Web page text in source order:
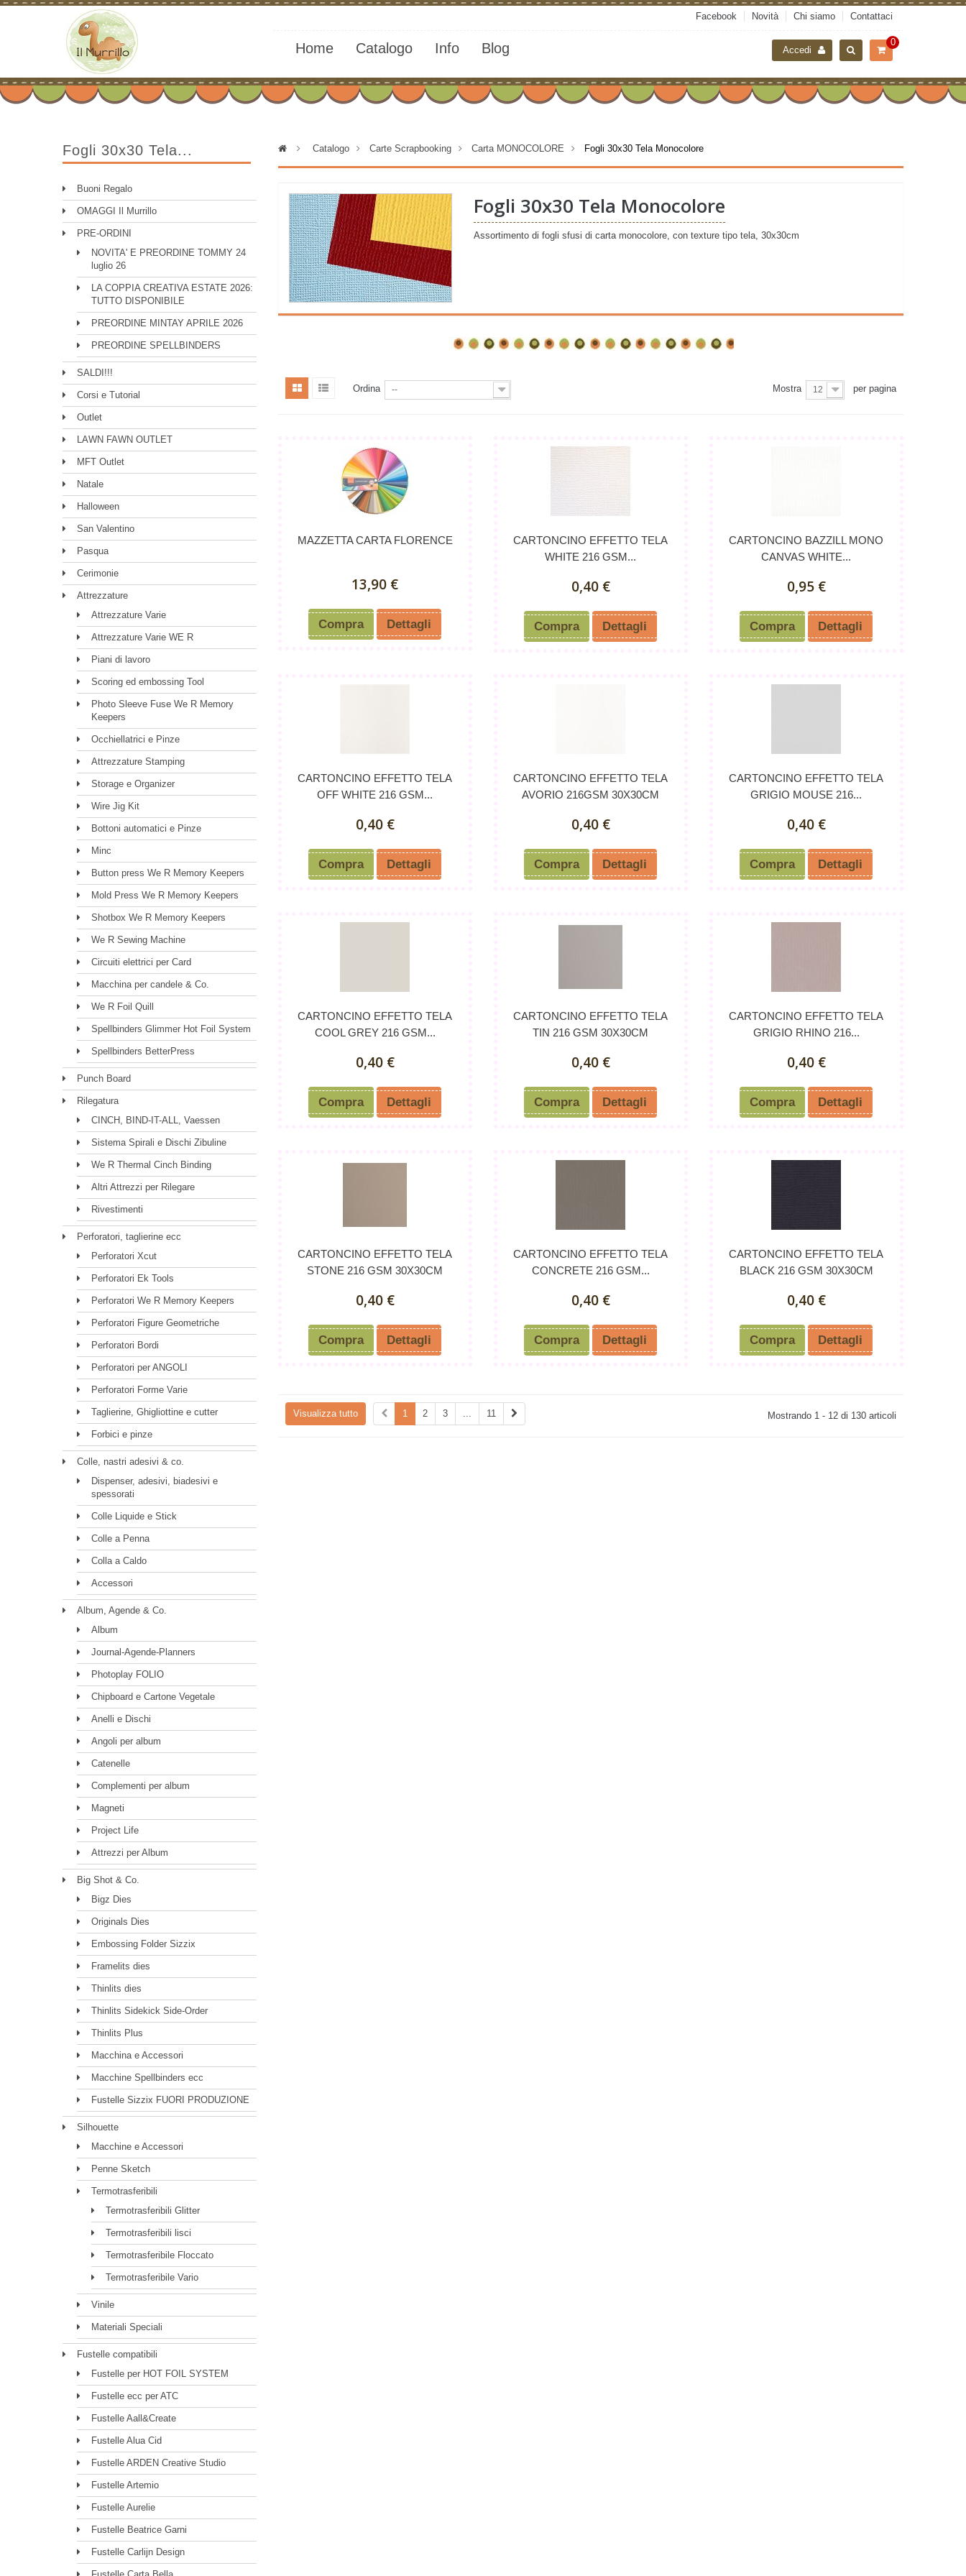
Facebook Novità Chi siamo Contattaci
0
Home Catalogo Info Blog Accedi
Fogli 30x30 Tela...
Buoni Regalo
OMAGGI Il Murrillo
PRE-ORDINI
NOVITA' E PREORDINE TOMMY 24
luglio 26
LA COPPIA CREATIVA ESTATE 2026:
TUTTO DISPONIBILE
PREORDINE MINTAY APRILE 2026
PREORDINE SPELLBINDERS
SALDI!!!
Corsi e Tutorial
Outlet
LAWN FAWN OUTLET
MFT Outlet
Natale
Halloween
San Valentino
Pasqua
Cerimonie
Attrezzature
Attrezzature Varie
Attrezzature Varie WE R
Piani di lavoro
Scoring ed embossing Tool
Photo Sleeve Fuse We R Memory
Keepers
Occhiellatrici e Pinze
Attrezzature Stamping
Storage e Organizer
Wire Jig Kit
Bottoni automatici e Pinze
Minc
Button press We R Memory Keepers
Mold Press We R Memory Keepers
Shotbox We R Memory Keepers
We R Sewing Machine
Circuiti elettrici per Card
Macchina per candele & Co.
We R Foil Quill
Spellbinders Glimmer Hot Foil System
Spellbinders BetterPress
Punch Board
Rilegatura
CINCH, BIND-IT-ALL, Vaessen
Sistema Spirali e Dischi Zibuline
We R Thermal Cinch Binding
Altri Attrezzi per Rilegare
Rivestimenti
Perforatori, taglierine ecc
Perforatori Xcut
Perforatori Ek Tools
Perforatori We R Memory Keepers
Perforatori Figure Geometriche
Perforatori Bordi
Perforatori per ANGOLI
Perforatori Forme Varie
Taglierine, Ghigliottine e cutter
Forbici e pinze
Colle, nastri adesivi & co.
Dispenser, adesivi, biadesivi e
spessorati
Colle Liquide e Stick
Colle a Penna
Colla a Caldo
Accessori
Album, Agende & Co.
Album
Journal-Agende-Planners
Photoplay FOLIO
Chipboard e Cartone Vegetale
Anelli e Dischi
Angoli per album
Catenelle
Complementi per album
Magneti
Project Life
Attrezzi per Album
Big Shot & Co.
Bigz Dies
Originals Dies
Embossing Folder Sizzix
Framelits dies
Thinlits dies
Thinlits Sidekick Side-Order
Thinlits Plus
Macchina e Accessori
Macchine Spellbinders ecc
Fustelle Sizzix FUORI PRODUZIONE
Silhouette
Macchine e Accessori
Penne Sketch
Termotrasferibili
Termotrasferibili Glitter
Termotrasferibili lisci
Termotrasferibile Floccato
Termotrasferibile Vario
Vinile
Materiali Speciali
Fustelle compatibili
Fustelle per HOT FOIL SYSTEM
Fustelle ecc per ATC
Fustelle Aall&Create
Fustelle Alua Cid
Fustelle ARDEN Creative Studio
Fustelle Artemio
Fustelle Aurelie
Fustelle Beatrice Garni
Fustelle Carlijn Design
> Catalogo > Carte Scrapbooking > Carta MONOCOLORE > Fogli 30x30 Tela Monocolore
Fogli 30x30 Tela Monocolore
Assortimento di fogli sfusi di carta monocolore, con texture tipo tela, 30x30cm
Ordina -- Mostra 12 per pagina
MAZZETTA CARTA FLORENCE
13,90 €
Compra Dettagli
CARTONCINO EFFETTO TELA
WHITE 216 GSM...
0,40 €
Compra Dettagli
CARTONCINO BAZZILL MONO
CANVAS WHITE...
0,95 €
Compra Dettagli
CARTONCINO EFFETTO TELA
OFF WHITE 216 GSM...
0,40 €
Compra Dettagli
CARTONCINO EFFETTO TELA
AVORIO 216GSM 30X30CM
0,40 €
Compra Dettagli
CARTONCINO EFFETTO TELA
GRIGIO MOUSE 216...
0,40 €
Compra Dettagli
CARTONCINO EFFETTO TELA
COOL GREY 216 GSM...
0,40 €
Compra Dettagli
CARTONCINO EFFETTO TELA
TIN 216 GSM 30X30CM
0,40 €
Compra Dettagli
CARTONCINO EFFETTO TELA
GRIGIO RHINO 216...
0,40 €
Compra Dettagli
CARTONCINO EFFETTO TELA
STONE 216 GSM 30X30CM
0,40 €
Compra Dettagli
CARTONCINO EFFETTO TELA
CONCRETE 216 GSM...
0,40 €
Compra Dettagli
CARTONCINO EFFETTO TELA
BLACK 216 GSM 30X30CM
0,40 €
Compra Dettagli
Visualizza tutto 1 2 3 ... 11 Mostrando 1 - 12 di 130 articoli